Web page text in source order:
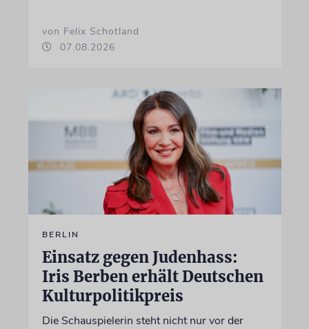
von Felix Schotland
07.08.2026
BERLIN
Einsatz gegen Judenhass:
Iris Berben erhält Deutschen
Kulturpolitikpreis
Die Schauspielerin steht nicht nur vor der